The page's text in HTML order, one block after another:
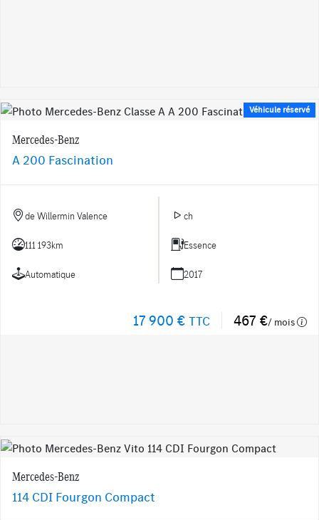
Véhicule réservé
Mercedes-Benz
A 200 Fascination
de Willermin Valence ch
111 193km Essence
Automatique 2017
17 900 € TTC 467 €/ mois
Mercedes-Benz
114 CDI Fourgon Compact